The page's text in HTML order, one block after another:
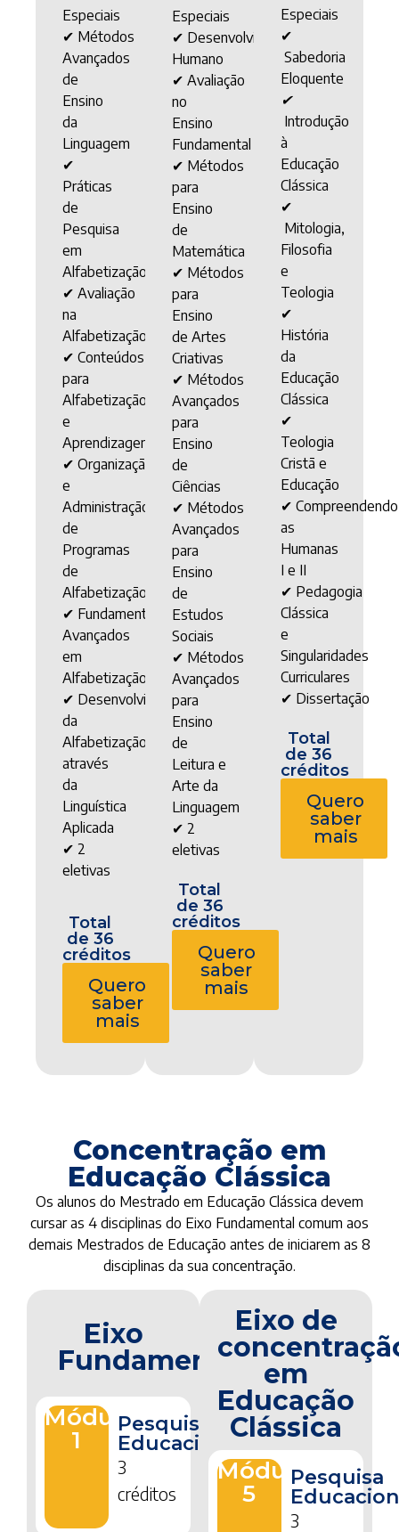
Especiais
✔ Métodos
Avançados
de
Ensino
da
Linguagem
✔
Práticas
de
Pesquisa
em
Alfabetização
✔ Avaliação
na
Alfabetização
✔ Conteúdos
para
Alfabetização
e
Aprendizagem
✔ Organização
e
Administração
de
Programas
de
Alfabetização
✔ Fundamentos
Avançados
em
Alfabetização
✔ Desenvolvimento
da
Alfabetização
através
da
Linguística
Aplicada
✔ 2
eletivas
Total
de 36
créditos
Quero
saber
mais
Especiais
✔ Desenvolvimento
Humano
✔ Avaliação
no
Ensino
Fundamental
✔ Métodos
para
Ensino
de
Matemática
✔ Métodos
para
Ensino
de Artes
Criativas
✔ Métodos
Avançados
para
Ensino
de
Ciências
✔ Métodos
Avançados
para
Ensino
de
Estudos
Sociais
✔ Métodos
Avançados
para
Ensino
de
Leitura e
Arte da
Linguagem
✔ 2
eletivas
Total
de 36
créditos
Quero
saber
mais
Especiais
✔
Sabedoria
Eloquente
✔
Introdução
à
Educação
Clássica
✔
Mitologia,
Filosofia
e
Teologia
✔
História
da
Educação
Clássica
✔
Teologia
Cristã e
Educação
✔ Compreendendo
as
Humanas
I e II
✔ Pedagogia
Clássica
e
Singularidades
Curriculares
✔ Dissertação
Total
de 36
créditos
Quero
saber
mais
Concentração em
Educação Clássica
Os alunos do Mestrado em Educação Clássica devem
cursar as 4 disciplinas do Eixo Fundamental comum aos
demais Mestrados de Educação antes de iniciarem as 8
disciplinas da sua concentração.
Eixo
Fundamental
Módulo
1
Pesquisa
Educacional
3
créditos
Eixo de
em
Educação
Clássica
Módulo
5
Pesquisa
3